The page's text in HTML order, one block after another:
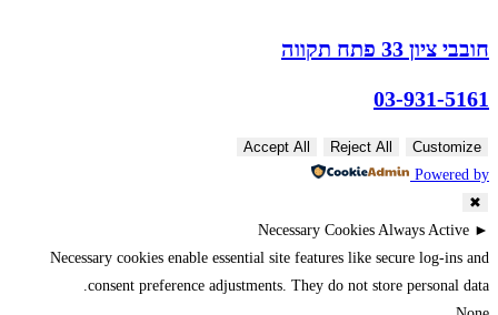
חובבי ציון 33 פתח תקווה
03-931-5161
Customize
Reject All
Accept All
Powered by
✖
►
Necessary Cookies Always Active
Necessary cookies enable essential site features like secure log-ins and
consent preference adjustments. They do not store personal data.